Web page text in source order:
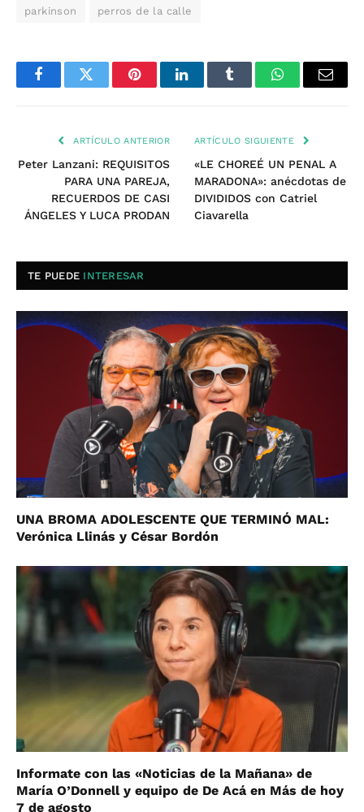
parkinson perros de la calle
FacebookTwitter PinterestLinkedInTumblr WhatsAppEmail
ARTÍCULO ANTERIOR
Peter Lanzani: REQUISITOS
PARA UNA PAREJA,
RECUERDOS DE CASI
ÁNGELES Y LUCA PRODAN
ARTÍCULO SIGUIENTE
«LE CHOREÉ UN PENAL A
MARADONA»: anécdotas de
DIVIDIDOS con Catriel
Ciavarella
TE PUEDE INTERESAR
UNA BROMA ADOLESCENTE QUE TERMINÓ MAL:
Verónica Llinás y César Bordón
Informate con las «Noticias de la Mañana» de
María O’Donnell y equipo de De Acá en Más de hoy
7 de agosto